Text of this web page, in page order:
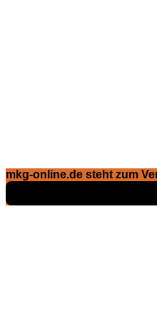
mkg-online.de steht zum